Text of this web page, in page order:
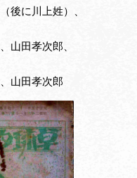
に川上姓）、
田孝次郎、
山田孝次郎